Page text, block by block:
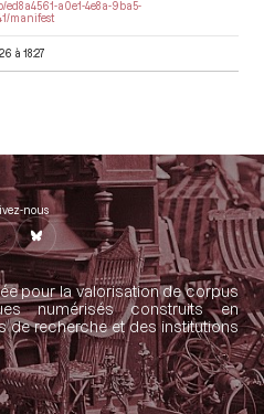
ed8a4561-a0e1-4e8a-9ba5-
manifest
à 18:27
nous
pour la valorisation de corpus
numérisés construits en
de recherche et des institutions